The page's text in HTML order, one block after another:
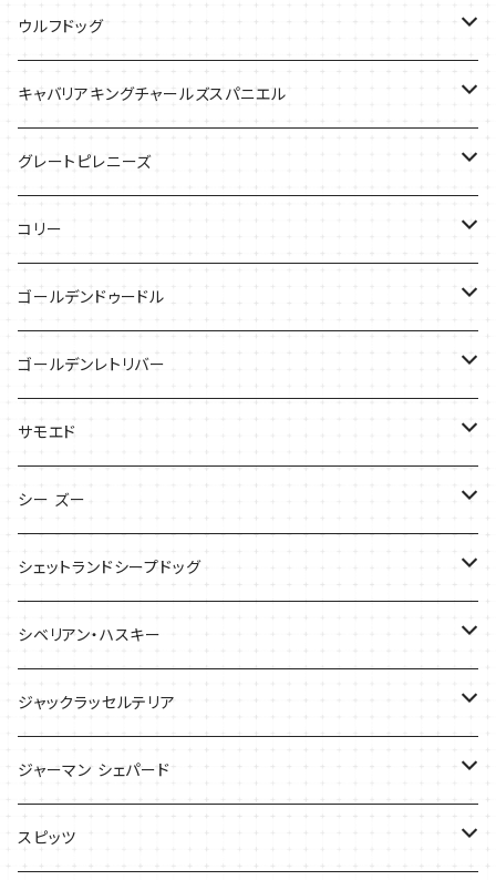
Tシャツ
バッグ
Tシャツ
バッグ
ケース
ウルフドッグ
Tシャツ
キャバリアキングチャールズスパニエル
バッグ
ケース
Tシャツ
グレートピレニーズ
キャップ
Tシャツ
タオル
サンダル
バッグ
ケース
コリー
バッグ
ケース
Tシャツ
ゴールデンドゥードル
Tシャツ
ゴールデンレトリバー
Tシャツ
バッグ
ケース
サモエド
Tシャツ
バッグ
シー ズー
Tシャツ
バッグ
ケース
シェットランドシープドッグ
バッグ
ケース
Tシャツ
シベリアン・ハスキー
Tシャツ
バッグ
ジャックラッセルテリア
バッグ
ケース
ジャーマン シェパード
Ｔシャツ
スピッツ